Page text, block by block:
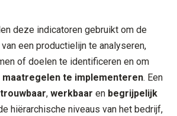
deze indicatoren gebruikt om de
een productielijn te analyseren,
of doelen te identificeren en om
te implementeren. Een
,werkbaar en begrijpelijk
hiërarchische niveaus van het bedrijf,